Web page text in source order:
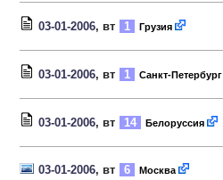
03-01-2006, вт 1 Грузия
03-01-2006, вт 1 Санкт-Петербург
03-01-2006, вт 14 Белоруссия
03-01-2006, вт 6 Москва